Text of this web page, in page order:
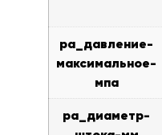
pa_давление-
максимальное-
мпа
pa_диаметр-